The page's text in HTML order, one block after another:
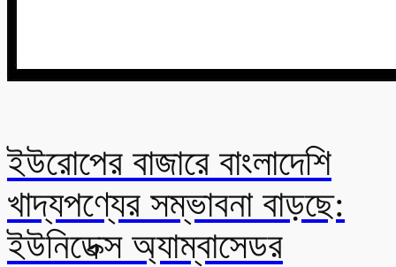
ইউরোপের বাজারে বাংলাদেশি
খাদ্যপণ্যের সম্ভাবনা বাড়ছে:
ইউনিডেক্স অ্যাম্বাসেডর